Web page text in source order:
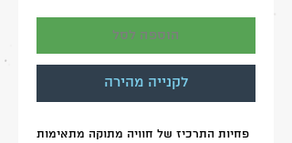
הוספה לסל
לקנייה מהירה
פחיות התרכיז של חוויה מתוקה מתאימות